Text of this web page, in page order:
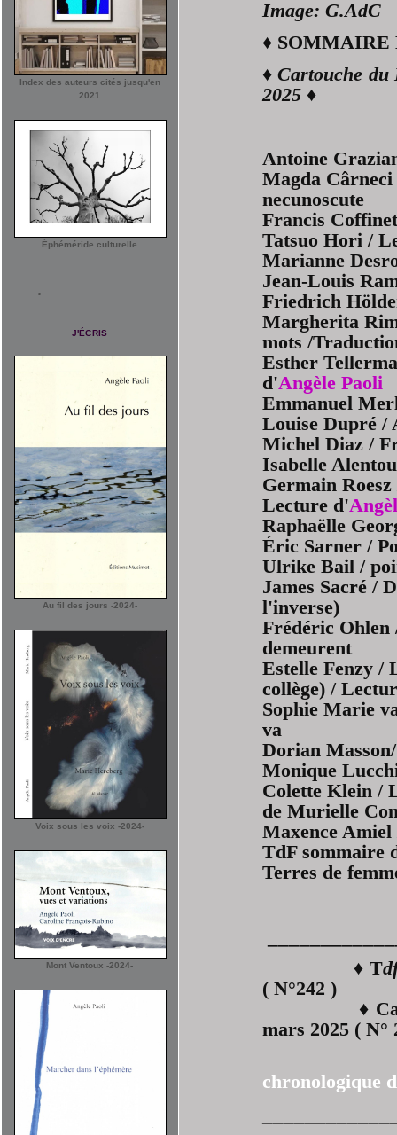
Index des auteurs cités jusqu'en
2021
Éphéméride culturelle
J'ÉCRIS
Au fil des jours -2024-
Voix sous les voix -2024-
Mont Ventoux -2024-
Image: G.AdC
♦ SOMMAIRE
♦ Cartouche du
2025 ♦
Antoine
Magda
necunoscute
Francis
Tatsuo Hori /
Marianne
Jean-Louis
Friedrich
Margherita
mots /
Esther
d'Angèle Paoli
Emmanuel
Louise Dupré /
Michel Diaz /
Isabelle
Germain
Lecture d'
Raphaëlle
Éric Sarner /
Ulrike Bail /
James Sacré /
l'inverse)
Frédéric Ohlen
demeurent
Estelle Fenzy /
collège) /
Sophie Marie
va
Dorian
Monique
Colette Klein /
de Murielle
Maxence
TdF sommaire
Terres de
♦ T
( N°242 )
♦
mars 2025 (
chronologique